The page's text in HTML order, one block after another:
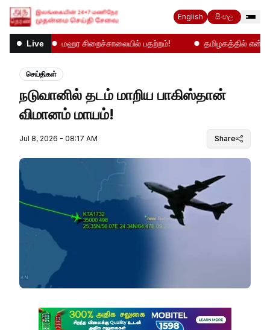
English සිංහල
Live மஹர சிறைச்சாலையில் பதற்றம்! தமிழகத்தில் என்ன
செய்திகள்
நடுவானில் தடம் மாறிய பாகிஸ்தான்
விமானம் மாயம்!
Jul 8, 2026 - 08:17 AM Share